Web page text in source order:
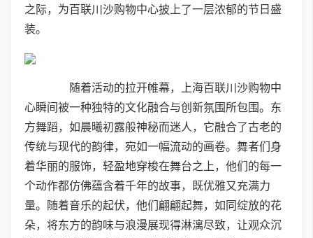
之际，为百联川沙购物中心披上了一层浓郁的节日盛
装。
随着活动的拉开帷幕，上海百联川沙购物中
心瞬间被一种独特的文化融合与创新氛围所包围。东
方舞蹈，如晨曦初露般神秘而迷人，它融合了古老的
传统与现代的韵律，宛如一幅流动的画卷。舞者们身
着华丽的服饰，轻盈地穿梭在舞台之上，他们的每一
个动作都仿佛蕴含着千年的故事，既优雅又充满力
量。随着音乐的起伏，他们翩翩起舞，如同绽放的花
朵，将东方的韵味与浪漫展现得淋漓尽致，让观众沉